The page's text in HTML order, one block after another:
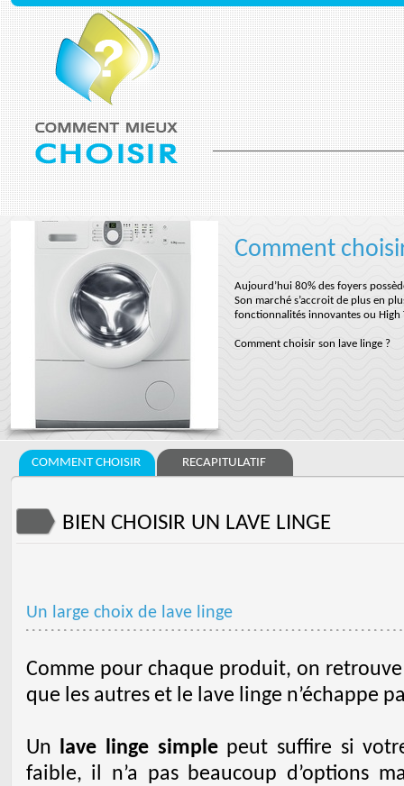
Comment
Aujourd’hui 80% des foyers
Son marché s’accroit de plus en
fonctionnalités innovantes ou High
Comment choisir son lave linge ?
COMMENT CHOISIR RECAPITULATIF
BIEN CHOISIR UN LAVE LINGE
Un large choix de lave linge
Comme pour chaque produit, on
que les autres et le lave linge n’échappe
Un lave linge simplepeut suffire si
faible, il n’a pas beaucoup d’options